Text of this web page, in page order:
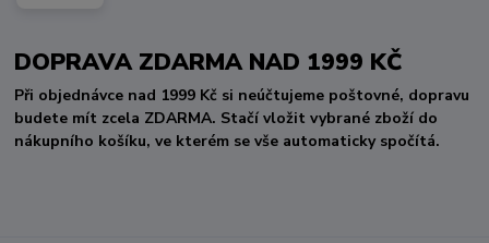
DOPRAVA ZDARMA NAD 1999 KČ
Při objednávce nad 1999 Kč si neúčtujeme poštovné, dopravu
budete mít zcela ZDARMA. Stačí vložit vybrané zboží do
nákupního košíku, ve kterém se vše automaticky spočítá.